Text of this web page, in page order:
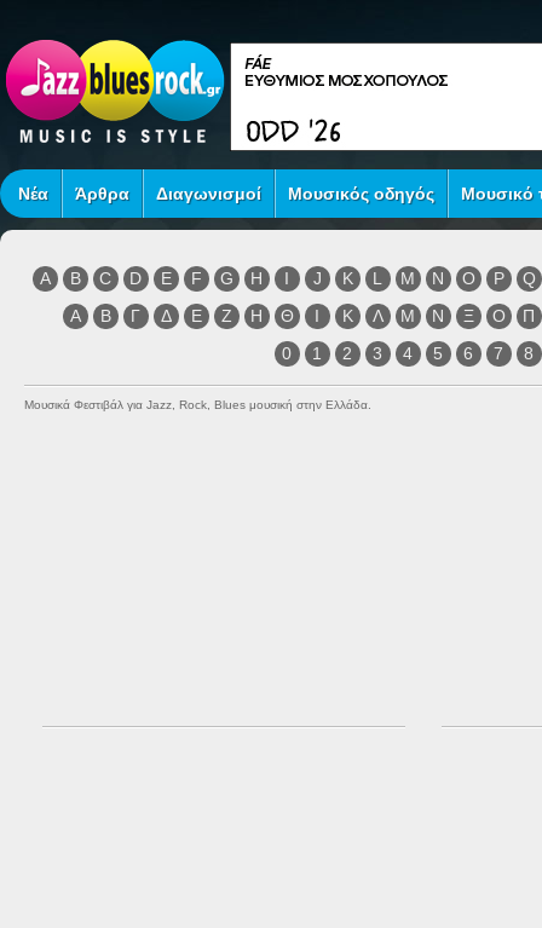
Νέα Άρθρα Διαγωνισμοί Μουσικός οδηγός Μουσικό
A B C D E F G H I J K L M N O P
Q
Α
Β Γ Δ Ε Ζ Η Θ Ι Κ Λ Μ Ν Ξ Ο
Π
0
1 2 3 4 5 6 7 8
Μουσικά Φεστιβάλ για Jazz, Rock, Blues μουσική στην Ελλάδα.